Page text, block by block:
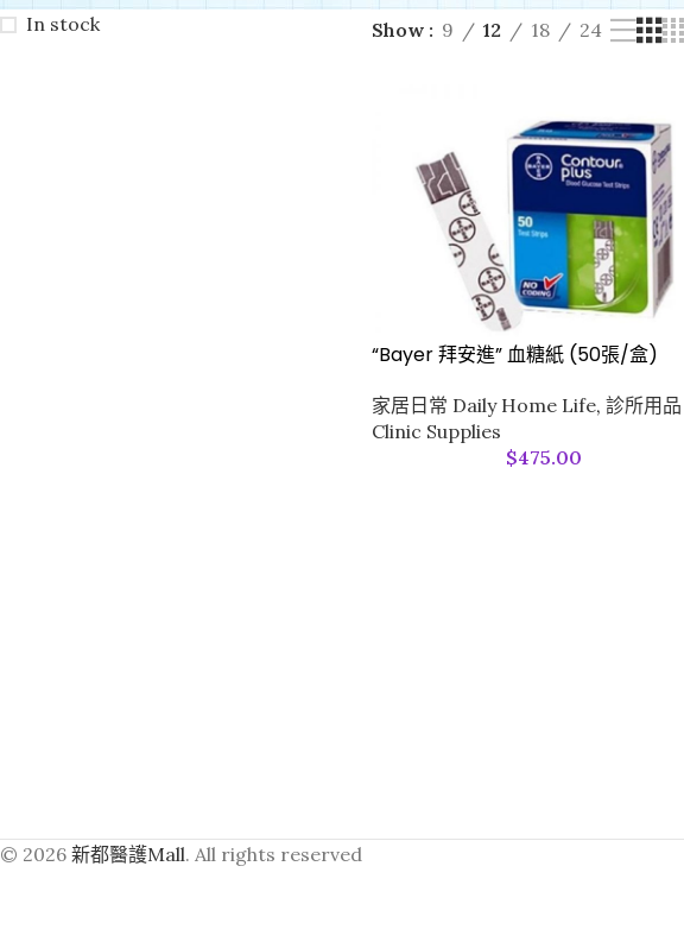
In stock
Show
9 12 18 24
“Bayer 拜安進” 血糖紙 (50張/盒)
家居日常 Daily Home Life, 診所用品
Clinic Supplies
$475.00
© 2026 新都醫護Mall. All rights reserved